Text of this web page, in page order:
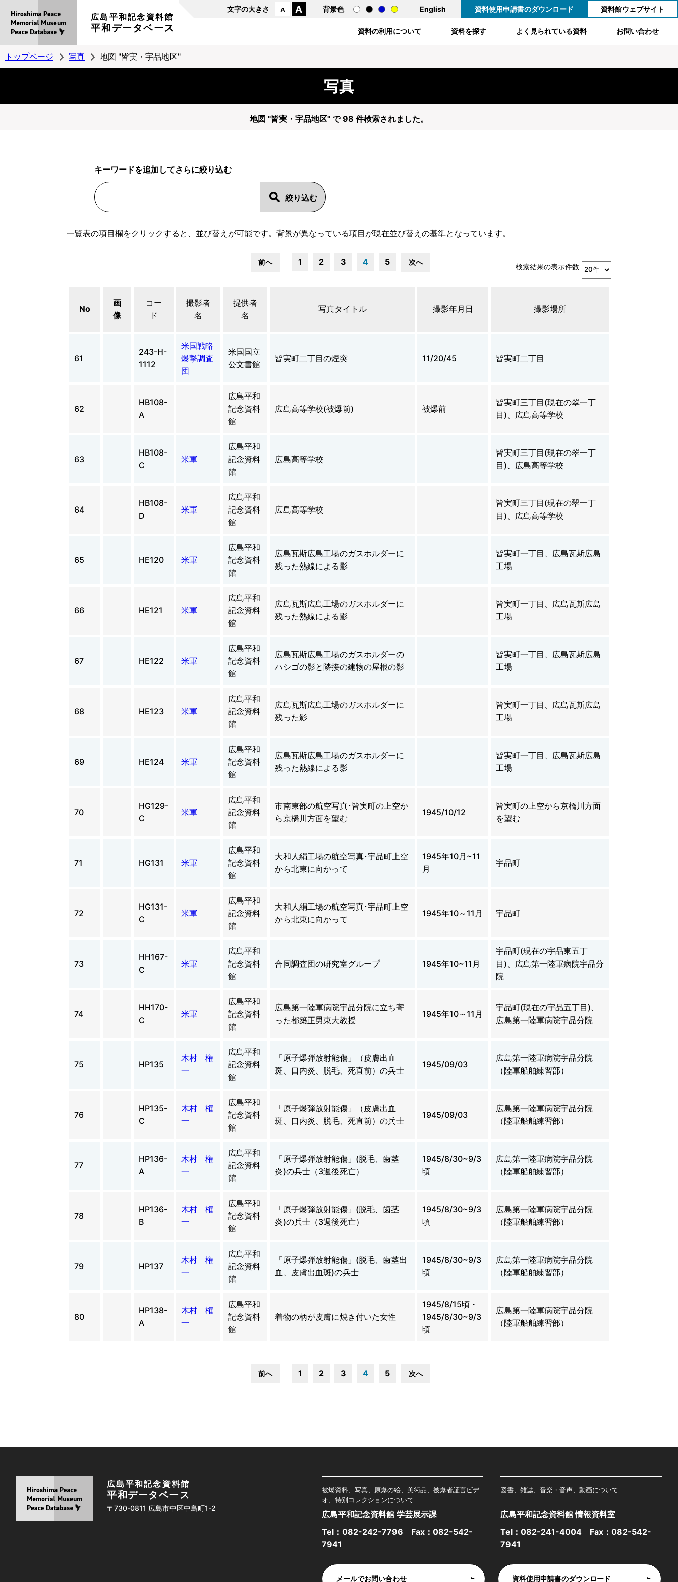
広島平和記念資料館
平和データベース
文字の大きさ A A 背景色 English 資料使用申請書のダウンロード 資料館ウェブサイト
資料の利用について 資料を探す よく見られている資料 お問い合わせ
トップページ 写真 地図 "皆実・宇品地区"
写真
地図 "皆実・宇品地区" で 98 件検索されました。
キーワードを追加してさらに絞り込む
一覧表の項目欄をクリックすると、並び替えが可能です。背景が異なっている項目が現在並び替えの基準となっています。
前へ 1 2 3 4 5 次へ
検索結果の表示件数
No
画
像
コー
ド
撮影者
名
提供者
名
写真タイトル 撮影年月日 撮影場所
61
243-H-
1112
米国戦略
爆撃調査
団
米国国立
公文書館
皆実町二丁目の煙突 11/20/45 皆実町二丁目
62
HB108-
A
広島平和
記念資料
館
広島高等学校(被爆前) 被爆前
皆実町三丁目(現在の翠一丁
目)、広島高等学校
63
HB108-
C
米軍
広島平和
記念資料
館
広島高等学校
皆実町三丁目(現在の翠一丁
目)、広島高等学校
64
HB108-
D
米軍
広島平和
記念資料
館
広島高等学校
皆実町三丁目(現在の翠一丁
目)、広島高等学校
65 HE120 米軍
広島平和
記念資料
館
広島瓦斯広島工場のガスホルダーに
残った熱線による影
皆実町一丁目、広島瓦斯広島
工場
66 HE121 米軍
広島平和
記念資料
館
広島瓦斯広島工場のガスホルダーに
残った熱線による影
皆実町一丁目、広島瓦斯広島
工場
67 HE122 米軍
広島平和
記念資料
館
広島瓦斯広島工場のガスホルダーの
ハシゴの影と隣接の建物の屋根の影
皆実町一丁目、広島瓦斯広島
工場
68 HE123 米軍
広島平和
記念資料
館
広島瓦斯広島工場のガスホルダーに
残った影
皆実町一丁目、広島瓦斯広島
工場
69 HE124 米軍
広島平和
記念資料
館
広島瓦斯広島工場のガスホルダーに
残った熱線による影
皆実町一丁目、広島瓦斯広島
工場
70
HG129-
C
米軍
広島平和
記念資料
館
市南東部の航空写真･皆実町の上空か
ら京橋川方面を望む
1945/10/12
皆実町の上空から京橋川方面
を望む
71 HG131 米軍
広島平和
記念資料
館
大和人絹工場の航空写真･宇品町上空
から北東に向かって
1945年10月~11
月
宇品町
72
HG131-
C
米軍
広島平和
記念資料
館
大和人絹工場の航空写真･宇品町上空
から北東に向かって
1945年10～11月 宇品町
73
HH167-
C
米軍
広島平和
記念資料
館
合同調査団の研究室グループ 1945年10~11月
宇品町(現在の宇品東五丁
目)、広島第一陸軍病院宇品分
院
74
HH170-
C
米軍
広島平和
記念資料
館
広島第一陸軍病院宇品分院に立ち寄
った都築正男東大教授
1945年10～11月
宇品町(現在の宇品五丁目)、
広島第一陸軍病院宇品分院
75 HP135
木村 権
一
広島平和
記念資料
館
「原子爆弾放射能傷」（皮膚出血
斑、口内炎、脱毛、死直前）の兵士
1945/09/03
広島第一陸軍病院宇品分院
（陸軍船舶練習部）
76
HP135-
C
木村 権
一
広島平和
記念資料
館
「原子爆弾放射能傷」（皮膚出血
斑、口内炎、脱毛、死直前）の兵士
1945/09/03
広島第一陸軍病院宇品分院
（陸軍船舶練習部）
77
HP136-
A
木村 権
一
広島平和
記念資料
館
「原子爆弾放射能傷」(脱毛、歯茎
炎)の兵士（3週後死亡）
1945/8/30~9/3
頃
広島第一陸軍病院宇品分院
（陸軍船舶練習部）
78
HP136-
B
木村 権
一
広島平和
記念資料
館
「原子爆弾放射能傷」(脱毛、歯茎
炎)の兵士（3週後死亡）
1945/8/30~9/3
頃
広島第一陸軍病院宇品分院
（陸軍船舶練習部）
79 HP137
木村 権
一
広島平和
記念資料
館
「原子爆弾放射能傷」(脱毛、歯茎出
血、皮膚出血斑)の兵士
1945/8/30~9/3
頃
広島第一陸軍病院宇品分院
（陸軍船舶練習部）
80
HP138-
A
木村 権
一
広島平和
記念資料
館
着物の柄が皮膚に焼き付いた女性
1945/8/15頃・
1945/8/30~9/3
頃
広島第一陸軍病院宇品分院
（陸軍船舶練習部）
前へ 1 2 3 4 5 次へ
広島平和記念資料館
平和データベース
〒730-0811 広島市中区中島町1-2
被爆資料、写真、原爆の絵、美術品、被爆者証言ビデ
オ、特別コレクションについて
広島平和記念資料館 学芸展示課
Tel： 082-242-7796 Fax：082-542-
7941
図書、雑誌、音楽・音声、動画について
広島平和記念資料館 情報資料室
Tel： 082-241-4004 Fax：082-542-
7941
メールでお問い合わせ 資料使用申請書のダウンロード